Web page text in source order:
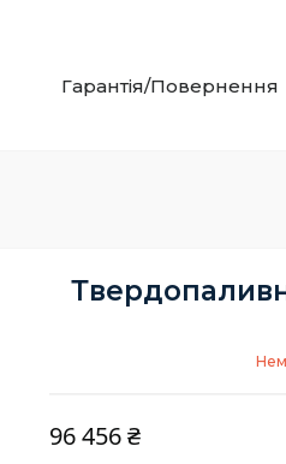
Гарантія/Повернення
96 456 ₴